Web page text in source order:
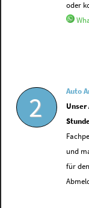
oder
2
Auto
und
für